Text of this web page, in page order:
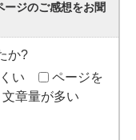
ージのご感想をお聞
か?
い
ページを
文章量が多い